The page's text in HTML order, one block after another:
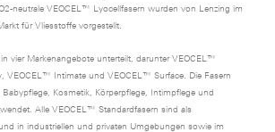
neutrale VEOCEL™ Lyocellfasern wurden von Lenzing im
für Vliesstoffe vorgestellt.
vier Markenangebote unterteilt, darunter VEOCEL™
VEOCEL™ Intimate und VEOCEL™ Surface. Die Fasern
Kosmetik, Körperpflege, Intimpflege und
Alle VEOCEL™ Standardfasern sind als
in industriellen und privaten Umgebungen sowie im